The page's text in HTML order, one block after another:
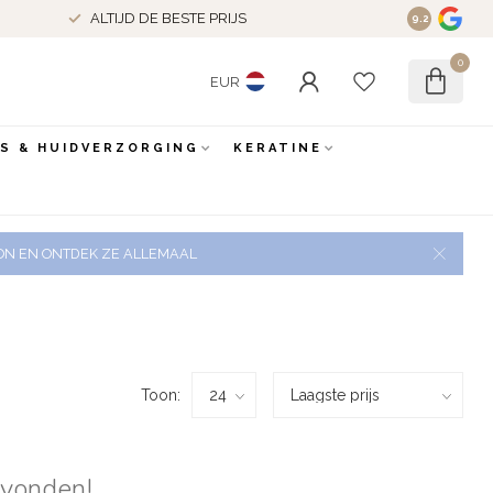
ALTIJD DE BESTE PRIJS 9.2
EUR
0
& HUIDVERZORGING KERATINE
EN ONTDEK ZE ALLEMAAL
Toon: